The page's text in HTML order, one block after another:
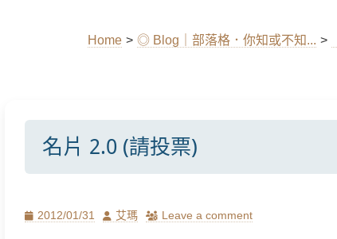
Home > ◎ Blog｜部落格．你知或不知... >
名片 2.0 (請投票)
Posted
2012/01/31 Author
艾瑪 Leave a comment